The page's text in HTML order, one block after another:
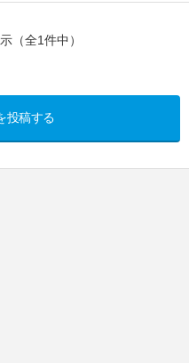
（全1件中）
投稿する